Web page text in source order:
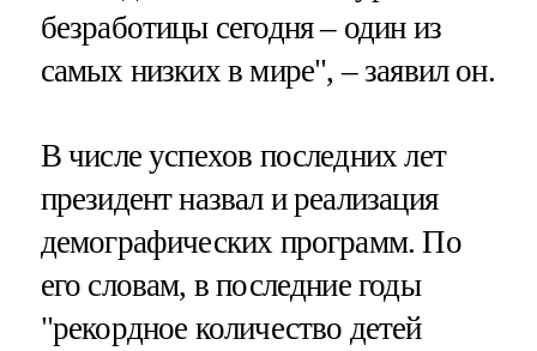
безработицы сегодня – один из
самых низких в мире", – заявил он.
В числе успехов последних лет
президент назвал и реализация
демографических программ. По
его словам, в последние годы
"рекордное количество детей